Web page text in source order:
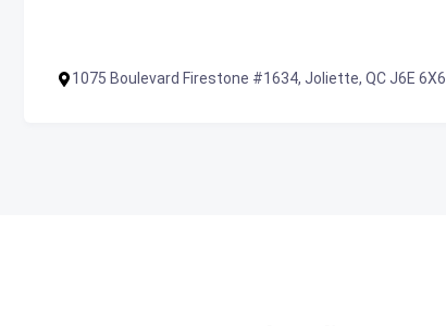
1075 Boulevard Firestone #1634, Joliette, QC J6E 6X6